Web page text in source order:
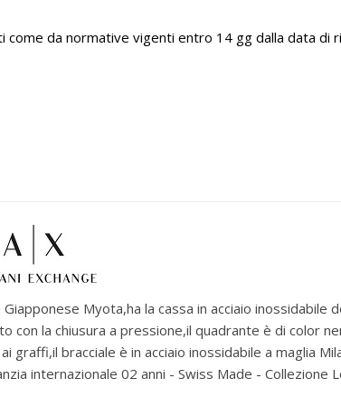
come da normative vigenti entro 14 gg dalla data di
Myota,ha la cassa in acciaio inossidabile
con la chiusura a pressione,il quadrante è di color
bracciale è in acciaio inossidabile a maglia
internazionale 02 anni - Swiss Made - Collezione